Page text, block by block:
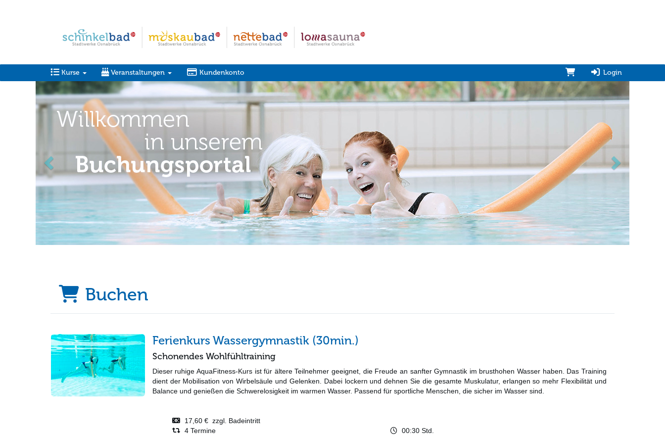
Kurse Veranstaltungen Kundenkonto Login
vorwärts
Buchen
Ferienkurs Wassergymnastik (30min.)
Schonendes Wohlfühltraining
Dieser ruhige AquaFitness-Kurs ist für ältere Teilnehmer geeignet, die Freude an sanfter Gymnastik im brusthohen Wasser haben. Das Training
dient der Mobilisation von Wirbelsäule und Gelenken. Dabei lockern und dehnen Sie die gesamte Muskulatur, erlangen so mehr Flexibilität und
Balance und genießen die Schwerelosigkeit im warmen Wasser. Passend für sportliche Menschen, die sicher im Wasser sind.
17,60 € zzgl. Badeintritt
4 Termine
00:30 Std.